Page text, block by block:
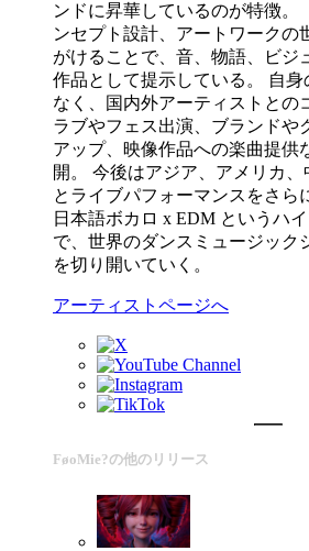
ンドに昇華しているのが特徴。
ンセプト設計、アートワークの
がけることで、音、物語、ビジ
作品として提示している。 自
なく、国内外アーティストとの
ラブやフェス出演、ブランドや
アップ、映像作品への楽曲提供
開。 今後はアジア、アメリカ
とライブパフォーマンスをさら
日本語ボカロ x EDM というハ
で、世界のダンスミュージック
を切り開いていく。
アーティストページへ
FøoMie?の他のリリース